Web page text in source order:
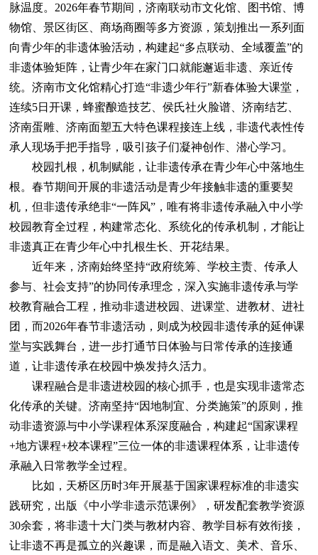
脉温度。2026年春节期间，济南联动市文化馆、图书馆、博
物馆、景区街区、商场商圈等多方资源，策划推出一系列面
向青少年的非遗体验活动，构建起“多点联动、全域覆盖”的
非遗体验矩阵，让青少年在家门口就能邂逅非遗、亲近传
统。济南市文化馆精心打造“非遗少年行”新春体验大课堂，
连续5日开课，蜂蜜酿造技艺、侯氏社火脸谱、济南结艺、
济南蛋雕、济南面塑五大特色课程接连上线，非遗代表性传
承人现场手把手指导，吸引孩子们凝神创作、潜心学习。
校园扎根，机制赋能，让非遗传承在青少年心中落地生
根。春节期间开展的非遗活动是青少年接触非遗的重要契
机，但非遗传承绝非“一阵风”，唯有将非遗传承融入中小学
校园教育全过程，构建常态化、系统化的传承机制，才能让
非遗真正在青少年心中扎根生长、开花结果。
近年来，济南始终坚持“政府统筹、学校主责、传承人
参与、社会支持”的协同传承理念，深入实施非遗传承与学
校教育融合工程，推动非遗进校园、进课堂、进教材、进社
团，而2026年春节非遗活动，则成为校园非遗传承的延伸课
堂与实践舞台，进一步打通节日体验与日常传承的连接通
道，让非遗传承在校园中焕发持久活力。
课程融合是非遗进校园的核心抓手，也是实现非遗常态
化传承的关键。济南坚持“因地制宜、分类施策”的原则，推
动非遗资源与中小学课程体系深度融合，构建起“国家课程
+地方课程+校本课程”三位一体的非遗课程体系，让非遗传
承融入日常教学全过程。
比如，天桥区历时3年开展基于国家课程标准的非遗实
践研究，出版《中小学非遗示范课例》，研发配套教学资源
30余套，将非遗十大门类与教材内容、教学目标有效衔接，
让非遗不再是孤立的兴趣课，而是融入语文、美术、音乐、